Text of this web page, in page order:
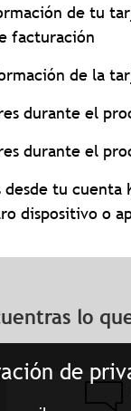
de
de tu
facturación
de la
durante el
durante el
desde tu cuenta
dispositivo o
lo